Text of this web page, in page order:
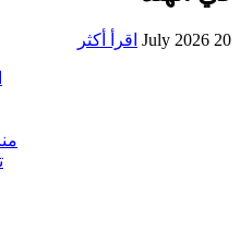
20 July 2026 اقرأ أكثر